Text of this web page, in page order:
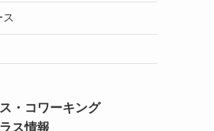
・コワーキング
ス情報